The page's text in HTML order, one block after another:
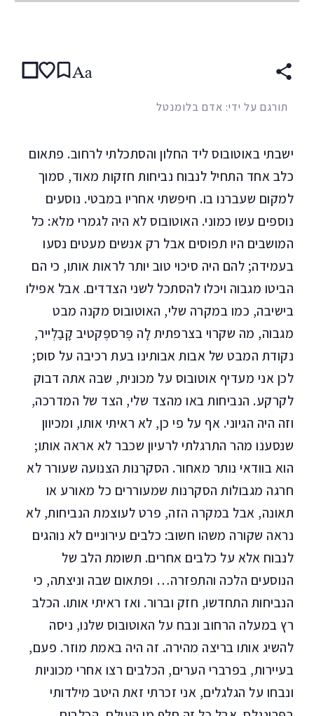
Aa
תורגם על ידי: אדם בלומנטל
ישבתי באוטובוס ליד החלון והסתכלתי לרחוב. פתאום
כלב אחד התחיל לנבוח נביחות חזקות מאוד, סמוך
למקום שעברנו בו. חיפשתי אחריו במבטי. נוסעים
נוספים עשו כמוני. האוטובוס לא היה לגמרי מלא: כל
המושבים היו תפוסים אבל רק אנשים מעטים נסעו
בעמידה; להם היה סיכוי טוב יותר לראות אותו, כי הם
הביטו מגבוה ויכלו להסתכל לשני הצדדים. אבל אפילו
בישיבה, כמו במקרה שלי, האוטובוס מקנה מבט
מגבוה, מה שקרוי בצרפתית לָה פֶּרספֶּקטיב קָבַלְייר,
נקודת המבט של אבות אבותינו בעת רכיבה על סוס;
לכן אני מעדיף אוטובוס על מכונית, שבה אתה דבוק
לקרקע. הנביחות באו מהצד שלי, הצד של המדרכה,
וזה היה הגיוני. אף על פי כן, לא ראיתי אותו, ומכיוון
שנסענו מהר התרגלתי לרעיון שכבר לא אראה אותו;
הוא בוודאי נותר מאחור. הסקרנות הצנועה שעורר לא
חרגה מגבולות הסקרנות שמעוררים כל מאורע או
תאונה, אבל במקרה הזה, פרט לעוצמת הנביחות, לא
נראה שקורה משהו חשוב: כלבים עירוניים לא נוהגים
לנבוח אלא על כלבים אחרים. תשומת הלב של
הנוסעים הלכה והתפזרה… ופתאום שבה וניצתה, כי
הנביחות התחדשו, חזק וברור. ואז ראיתי אותו. הכלב
רץ במעלה הרחוב ונבח על האוטובוס שלנו, ניסה
להשיג אותו בריצה מהירה. זה היה באמת מוזר. פעם,
בעיירות, בפרברי הערים, הכלבים רצו אחרי מכוניות
ונבחו על הגלגלים, אני זכרתי זאת היטב מילדותי